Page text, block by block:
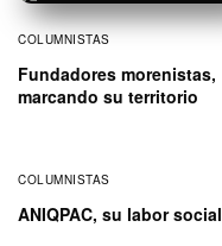
COLUMNISTAS
Fundadores morenistas,
marcando su territorio
COLUMNISTAS
ANIQPAC, su labor social